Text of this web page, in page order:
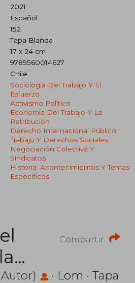
2021
Español
152
Tapa Blanda
17 x 24 cm
9789560014627
Chile
Sociología Del Trabajo Y El
Esfuerzo
Activismo Político
Economía Del Trabajo Y La
Retribución
Derecho Internacional Público:
Trabajo Y Derechos Sociales
Negociación Colectiva Y
Sindicatos
Historia: Acontecimientos Y Temas
Específicos
Compartir
· Lom · Tapa